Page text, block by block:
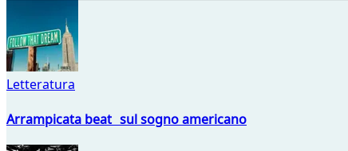
Letteratura
Arrampicata beat sul sogno americano